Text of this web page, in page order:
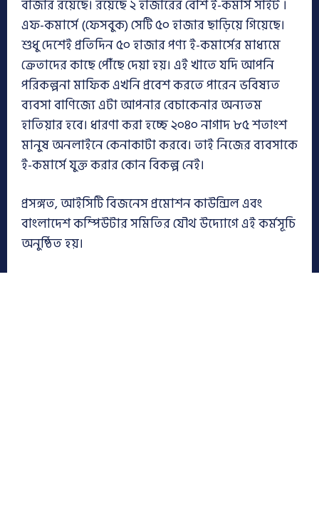
বাজার রয়েছে। রয়েছে ২ হাজারের বেশি ই-কমার্স সাইট ।
এফ-কমার্সে (ফেসবুক) সেটি ৫০ হাজার ছাড়িয়ে গিয়েছে।
শুধু দেশেই প্রতিদিন ৫০ হাজার পণ্য ই-কমার্সের মাধ্যমে
ক্রেতাদের কাছে পৌঁছে দেয়া হয়। এই খাতে যদি আপনি
পরিকল্পনা মাফিক এখনি প্রবেশ করতে পারেন ভবিষ্যত
ব্যবসা বাণিজ্যে এটা আপনার বেচাকেনার অন্যতম
হাতিয়ার হবে। ধারণা করা হচ্ছে ২০৪০ নাগাদ ৮৫ শতাংশ
মানুষ অনলাইনে কেনাকাটা করবে। তাই নিজের ব্যবসাকে
ই-কমার্সে যুক্ত করার কোন বিকল্প নেই।
প্রসঙ্গত, আইসিটি বিজনেস প্রমোশন কাউন্সিল এবং
বাংলাদেশ কম্পিউটার সমিতির যৌথ উদ্যোগে এই কর্মসূচি
অনুষ্ঠিত হয়।